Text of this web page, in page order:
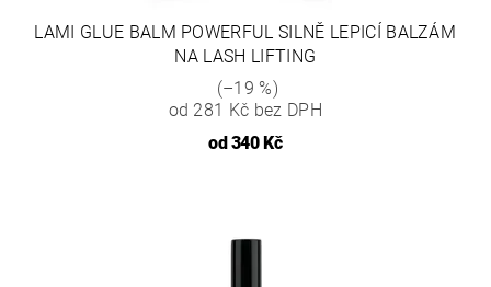
LAMI GLUE BALM POWERFUL SILNĚ LEPICÍ BALZÁM
NA LASH LIFTING
(–19 %)
od 281 Kč bez DPH
od340 Kč